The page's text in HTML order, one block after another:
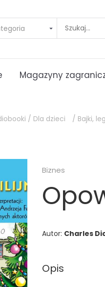
Magazyny
/ Dla dzieci / Bajki,
Biznes
Autor: Charles
Opis